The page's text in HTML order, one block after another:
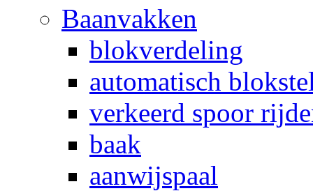
Baanvakken
blokverdeling
automatisch
verkeerd spoor
baak
aanwijspaal